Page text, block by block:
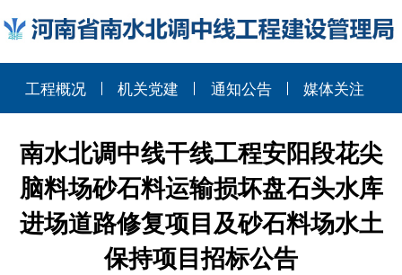
工程概况 机关党建 通知公告 媒体关注
南水北调中线干线工程安阳段花尖
脑料场砂石料运输损坏盘石头水库
进场道路修复项目及砂石料场水土
保持项目招标公告